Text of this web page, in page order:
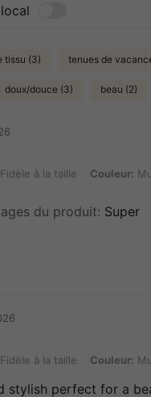
tissu (3) tenues de
doux/douce (3) beau (2)
à la taille, Couleur:
Fidèle à la taille Couleur:
du produit: Super
à la taille, Couleur:
Fidèle à la taille Couleur:
stylish perfect for a